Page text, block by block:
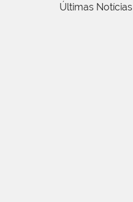
Últimas Notícias